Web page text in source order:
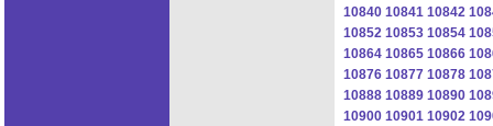
10840 10841 10842
10852 10853 10854
10864 10865 10866
10876 10877 10878
10888 10889 10890
10900 10901 10902